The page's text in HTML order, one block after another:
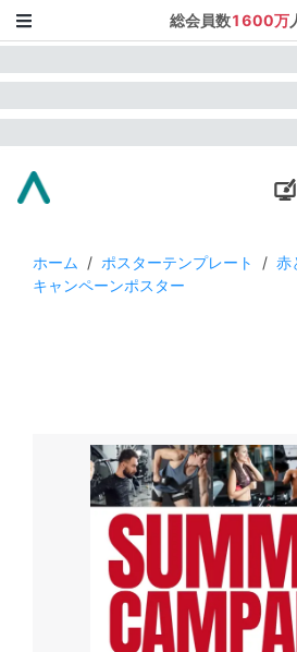
総会員数1600万
ホーム / ポスターテンプレート / 赤
キャンペーンポスター